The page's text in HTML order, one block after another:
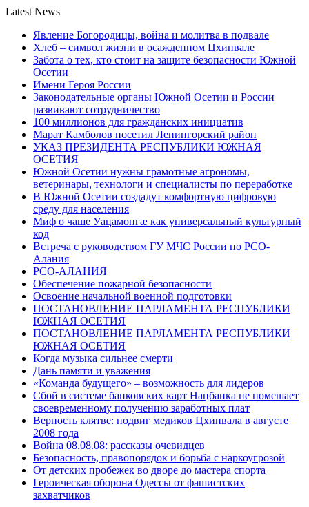
Latest News
Явление Богородицы, война и молитва в подвале
Хлеб – символ жизни в осажденном Цхинвале
Забота о тех, кто стоит на защите безопасности Южной
Осетии
Имени Героя России
Законодательные органы Южной Осетии и России
развивают сотрудничество
100 миллионов для гражданских инициатив
Марат Камболов посетил Ленингорский район
УКАЗ ПРЕЗИДЕНТА РЕСПУБЛИКИ ЮЖНАЯ
ОСЕТИЯ
Южной Осетии нужны грамотные агрономы,
ветеринары, технологи и специалисты по переработке
В Южной Осетии создадут комфортную цифровую
среду для населения
Миф о чаше Уацамонгæ как универсальный культурный
код
Встреча с руководством ГУ МЧС России по РСО-
Алания
РСО-АЛАНИЯ
Обеспечение пожарной безопасности
Освоение начальной военной подготовки
ПОСТАНОВЛЕНИЕ ПАРЛАМЕНТА РЕСПУБЛИКИ
ЮЖНАЯ ОСЕТИЯ
ПОСТАНОВЛЕНИЕ ПАРЛАМЕНТА РЕСПУБЛИКИ
ЮЖНАЯ ОСЕТИЯ
Когда музыка сильнее смерти
Дань памяти и уважения
«Команда будущего» – возможность для лидеров
Сбой в системе банковских карт Нацбанка не помешает
своевременному получению заработных плат
Верность клятве: подвиг медиков Цхинвала в августе
2008 года
Война 08.08.08: рассказы очевидцев
Безопасность, правопорядок и борьба с наркоугрозой
От детских пробежек во дворе до мастера спорта
Героическая оборона Одессы от фашистских
захватчиков